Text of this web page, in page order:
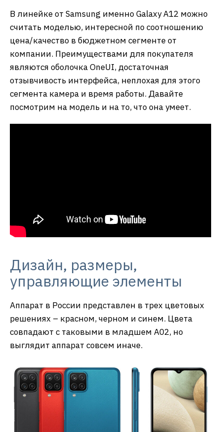
В линейке от Samsung именно Galaxy A12 можно
считать моделью, интересной по соотношению
цена/качество в бюджетном сегменте от
компании. Преимуществами для покупателя
являются оболочка OneUI, достаточная
отзывчивость интерфейса, неплохая для этого
сегмента камера и время работы. Давайте
посмотрим на модель и на то, что она умеет.
Дизайн, размеры,
управляющие элементы
Аппарат в России представлен в трех цветовых
решениях – красном, черном и синем. Цвета
совпадают с таковыми в младшем A02, но
выглядит аппарат совсем иначе.